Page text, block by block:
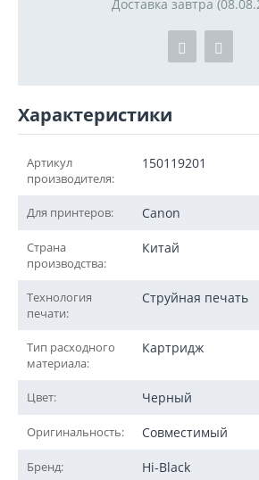
Доставка завтра
Характеристики
Артикул
производителя:
150119201
Для принтеров: Canon
Страна
производства:
Китай
Технология
печати:
Струйная печать
Тип расходного
материала:
Картридж
Цвет: Черный
Оригинальность: Совместимый
Бренд: Hi-Black